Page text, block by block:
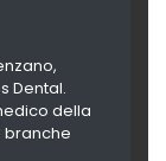
Dental.
della
branche